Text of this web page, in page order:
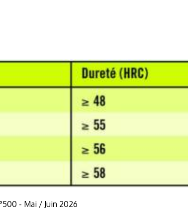
- Mai / Juin 2026